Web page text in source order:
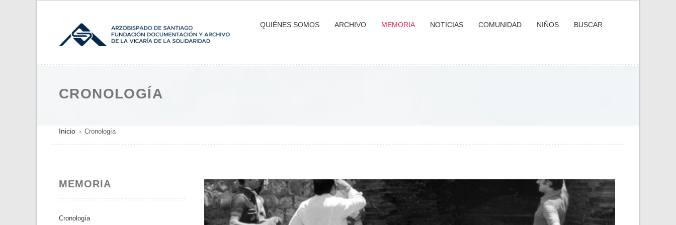
QUIÉNES SOMOS ARCHIVO MEMORIA NOTICIAS COMUNIDAD NIÑOS BUSCAR
CRONOLOGÍA
SOBRESCRIBIR
ENLACES
A
LA
Inicio Cronología
MEMORIA
Cronología